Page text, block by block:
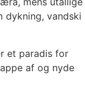
dykning, vandski
et paradis for
af og nyde